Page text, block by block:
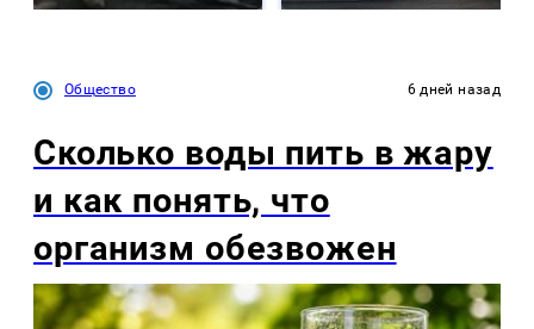
Общество 6 дней назад
Сколько воды пить в жару
и как понять, что
организм обезвожен